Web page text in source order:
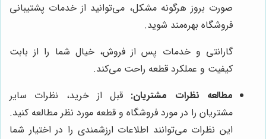
صورت بروز هرگونه مشکل، می‌توانید از خدمات پشتیبانی
فروشگاه بهره‌مند شوید.
گارانتی و خدمات پس از فروش، خیال شما را از بابت
کیفیت و عملکرد قطعه راحت می‌کند.
مطالعه نظرات مشتریان: قبل از خرید، نظرات سایر
مشتریان را در مورد فروشگاه و قطعه مورد نظر مطالعه کنید.
این نظرات می‌توانند اطلاعات ارزشمندی را در اختیار شما